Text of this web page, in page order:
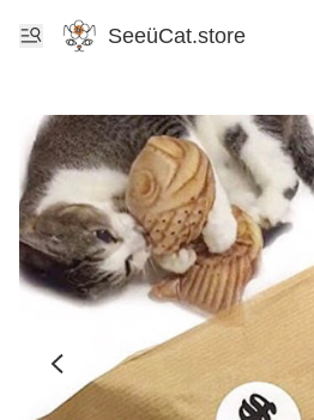
SeeüCat.store